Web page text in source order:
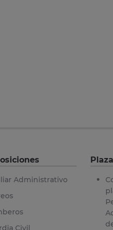
Administrativo
Civil